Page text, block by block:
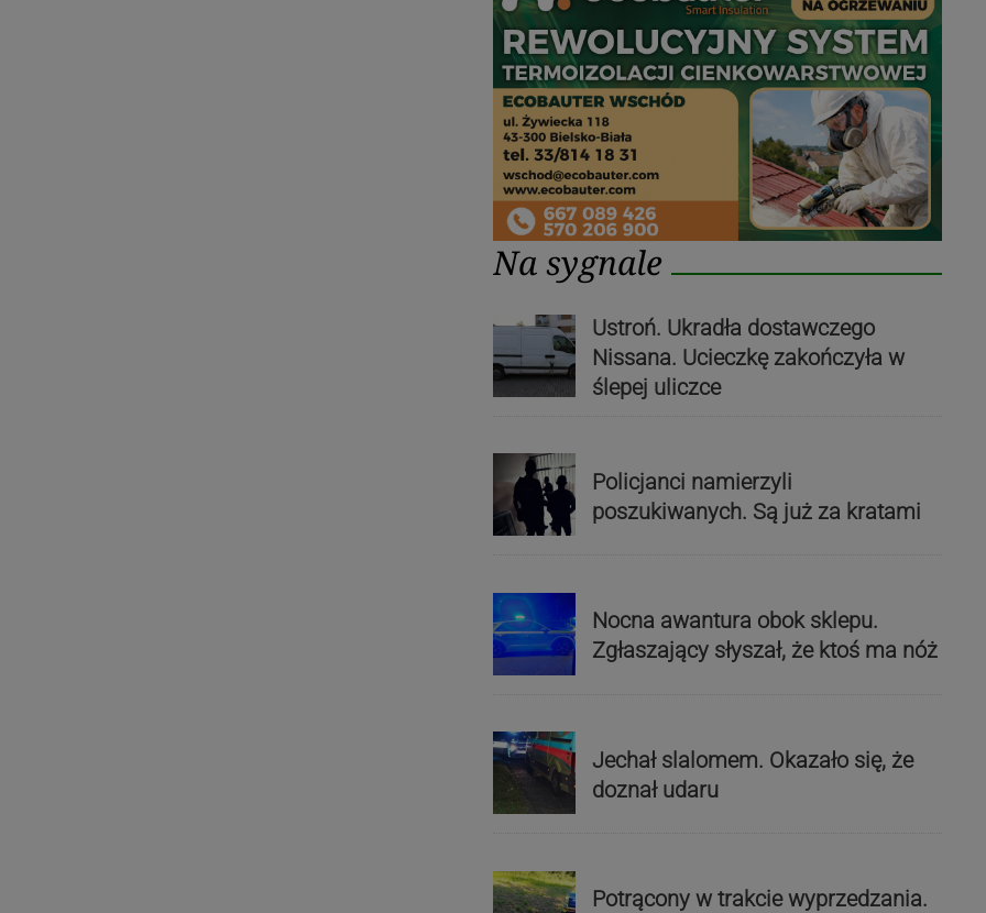
Na sygnale
Ustroń. Ukradła dostawczego
Nissana. Ucieczkę zakończyła w
ślepej uliczce
Policjanci namierzyli
poszukiwanych. Są już za kratami
Nocna awantura obok sklepu.
Zgłaszający słyszał, że ktoś ma nóż
Jechał slalomem. Okazało się, że
doznał udaru
Potrącony w trakcie wyprzedzania.